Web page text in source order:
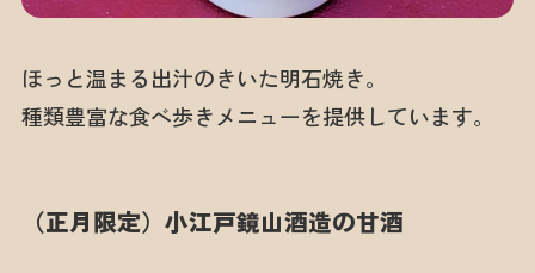
ほっと温まる出汁のきいた明石焼き。
種類豊富な食べ歩きメニューを提供しています。
（正月限定）小江戸鏡山酒造の甘酒